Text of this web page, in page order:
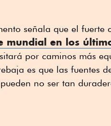
señala que el fuerte
mundial en los
por caminos más
es que las fuentes
no ser tan